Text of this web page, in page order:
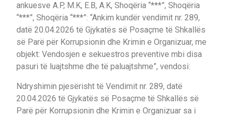
ankuesve A.P, M.K, E.B, A.K, Shoqëria “***”, Shoqëria
“***”, Shoqëria “***”: “Ankim kundër vendimit nr. 289,
datë 20.04.2026 të Gjykatës së Posaçme të Shkallës
së Parë për Korrupsionin dhe Krimin e Organizuar, me
objekt: Vendosjen e sekuestros preventive mbi disa
pasuri të luajtshme dhe të paluajtshme”, vendosi:
Ndryshimin pjesërisht të Vendimit nr. 289, datë
20.04.2026 të Gjykatës së Posaçme të Shkallës së
Parë për Korrupsionin dhe Krimin e Organizuar sa i